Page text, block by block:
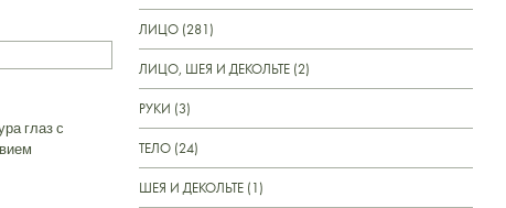
глаз с
ЛИЦО (281)
ЛИЦО, ШЕЯ И ДЕКОЛЬТЕ (2)
РУКИ (3)
ТЕЛО (24)
ШЕЯ И ДЕКОЛЬТЕ (1)